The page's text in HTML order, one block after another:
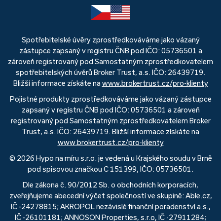
Spotřebitelské úvěry zprostředkováváme jako vázaný
zástupce zapsaný v registru ČNB pod IČO: 05736501 a
zároveň registrovaný pod Samostatným zprostředkovatelem
spotřebitelských úvěrů Broker Trust, a.s. IČO: 26439719.
Bližší informace získáte na www.brokertrust.cz/pro-klienty
Pojistné produkty zprostředkováváme jako vázaný zástupce
zapsaný v registru ČNB pod IČO: 05736501 a zároveň
registrovaný pod Samostatným zprostředkovatelem Broker
Trust, a.s. IČO: 26439719. Bližší informace získáte na
www.brokertrust.cz/pro-klienty
© 2026 Hypo na míru s.r.o. je vedená u Krajského soudu v Brně
pod spisovou značkou C 151399, IČO: 05736501.
Dle zákona č. 90/2012 Sb. o obchodních korporacích,
zveřejňujeme abecední výčet společností ve skupině: Able.cz,
IČ -24278815; AKROPOL nezávislé finanční poradenství a.s.,
IČ -26101181; ANNOSON Properties, s.r.o, IČ -27911284;